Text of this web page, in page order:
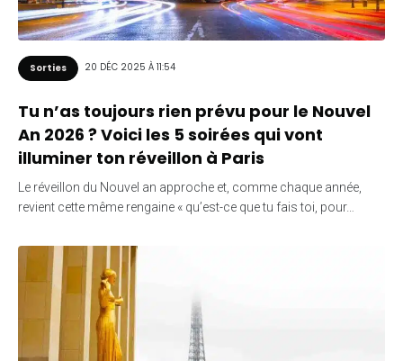
Sorties 20 DÉC 2025 À 11:54
Tu n’as toujours rien prévu pour le Nouvel
An 2026 ? Voici les 5 soirées qui vont
illuminer ton réveillon à Paris
Le réveillon du Nouvel an approche et, comme chaque année,
revient cette même rengaine « qu’est-ce que tu fais toi, pour…